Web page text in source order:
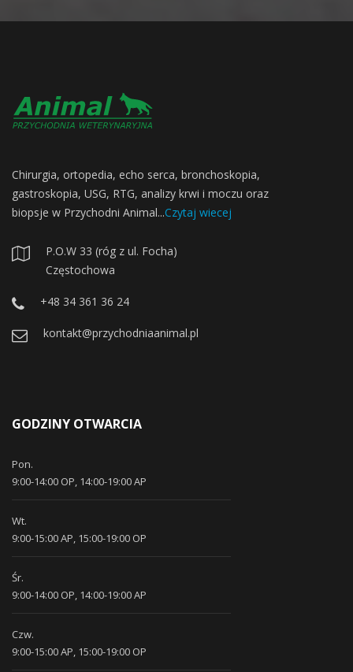
Chirurgia, ortopedia, echo serca, bronchoskopia,
gastroskopia, USG, RTG, analizy krwi i moczu oraz
biopsje w Przychodni Animal...Czytaj wiecej
P.O.W 33 (róg z ul. Focha)
Częstochowa
+48 34 361 36 24
kontakt@przychodniaanimal.pl
GODZINY OTWARCIA
Pon.
9:00-14:00 OP, 14:00-19:00 AP
Wt.
9:00-15:00 AP, 15:00-19:00 OP
Śr.
9:00-14:00 OP, 14:00-19:00 AP
Czw.
9:00-15:00 AP, 15:00-19:00 OP